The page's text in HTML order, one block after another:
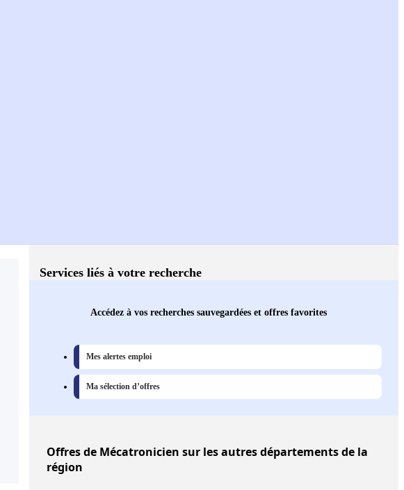
Services liés à votre recherche
Accédez à vos recherches sauvegardées et offres favorites
Mes alertes emploi
Ma sélection d’offres
Offresde Mécatronicien sur les autres départements de la
région